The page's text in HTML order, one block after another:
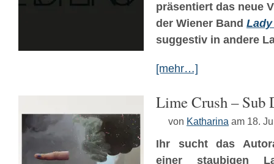
präsentiert das neue
der Wiener Band
suggestiv in andere
[mehr…]
Lime Crush – Sub
von Katharina am 18.
Ihr sucht das
einer staubigen